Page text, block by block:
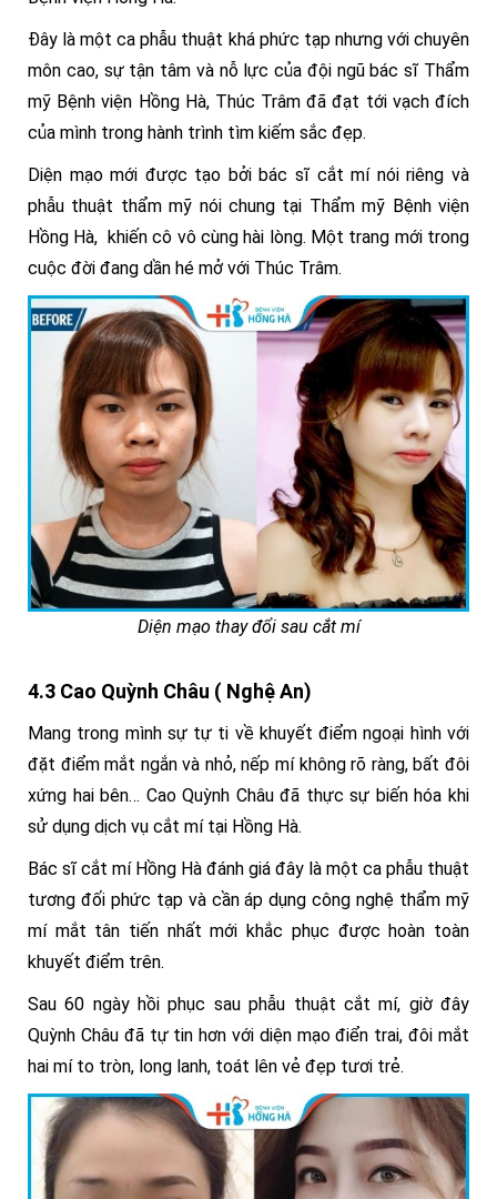
Đây là một ca phẫu thuật khá phức tạp nhưng với chuyên
môn cao, sự tận tâm và nỗ lực của đội ngũ bác sĩ Thẩm
mỹ Bệnh viện Hồng Hà, Thúc Trâm đã đạt tới vạch đích
của mình trong hành trình tìm kiếm sắc đẹp.
Diện mạo mới được tạo bởi bác sĩ cắt mí nói riêng và
phẫu thuật thẩm mỹ nói chung tại Thẩm mỹ Bệnh viện
Hồng Hà, khiến cô vô cùng hài lòng. Một trang mới trong
cuộc đời đang dần hé mở với Thúc Trâm.
Diện mạo thay đổi sau cắt mí
4.3 Cao Quỳnh Châu ( Nghệ An)
Mang trong mình sự tự ti về khuyết điểm ngoại hình với
đặt điểm mắt ngắn và nhỏ, nếp mí không rõ ràng, bất đôi
xứng hai bên… Cao Quỳnh Châu đã thực sự biến hóa khi
sử dụng dịch vụ cắt mí tại Hồng Hà.
Bác sĩ cắt mí Hồng Hà đánh giá đây là một ca phẫu thuật
tương đối phức tạp và cần áp dụng công nghệ thẩm mỹ
mí mắt tân tiến nhất mới khắc phục được hoàn toàn
khuyết điểm trên.
Sau 60 ngày hồi phục sau phẫu thuật cắt mí, giờ đây
Quỳnh Châu đã tự tin hơn với diện mạo điển trai, đôi mắt
hai mí to tròn, long lanh, toát lên vẻ đẹp tươi trẻ.